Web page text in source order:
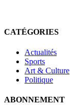
CATÉGORIES
Actualités
Sports
Art & Culture
Politique
ABONNEMENT